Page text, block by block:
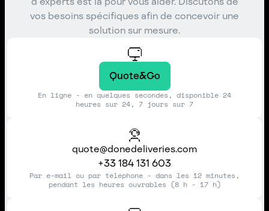
vos besoins spécifiques afin de concevoir une
solution sur mesure.
Quote&Go
En ligne - en quelques secondes, disponible 24
heures sur 24, 7 jours sur 7
quote@donedeliveries.com
+33 184 131 603
Par e-mail ou par téléphone - dans les 12 minutes,
pendant les heures ouvrables (8 h - 17 h)